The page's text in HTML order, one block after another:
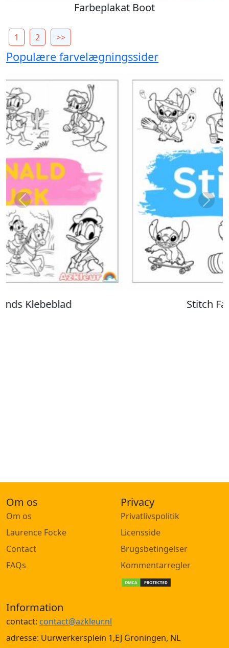
Farbeplakat Boot
1 2 >>
Populære farvelægningssider
Stitch Farvelægning
Previous Next
Om os
Om os
Laurence Focke
Contact
FAQs
Privacy
Privatlivspolitik
Licensside
Brugsbetingelser
Kommentarregler
Information
contact: contact@azkleur.nl
adresse: Uurwerkersplein 1,EJ Groningen, NL